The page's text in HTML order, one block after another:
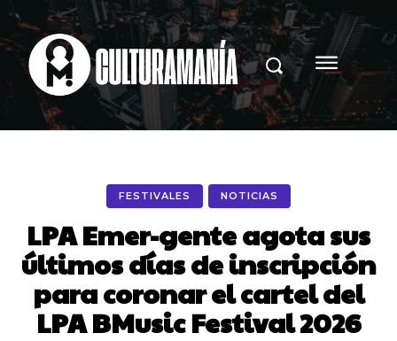
FESTIVALES NOTICIAS
LPA Emer-gente agota sus
últimos días de inscripción
para coronar el cartel del
LPA BMusic Festival 2026